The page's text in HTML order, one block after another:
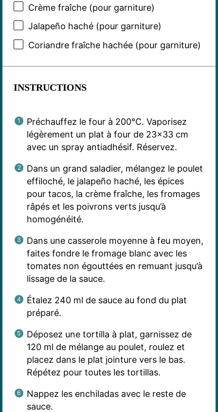
Crème fraîche (pour garniture)
Jalapeño haché (pour garniture)
Coriandre fraîche hachée (pour garniture)
INSTRUCTIONS
Préchauffez le four à 200°C. Vaporisez
légèrement un plat à four de 23×33 cm
avec un spray antiadhésif. Réservez.
Dans un grand saladier, mélangez le poulet
effiloché, le jalapeño haché, les épices
pour tacos, la crème fraîche, les fromages
râpés et les poivrons verts jusqu’à
homogénéité.
Dans une casserole moyenne à feu moyen,
faites fondre le fromage blanc avec les
tomates non égouttées en remuant jusqu’à
lissage de la sauce.
Étalez 240 ml de sauce au fond du plat
préparé.
Déposez une tortilla à plat, garnissez de
120 ml de mélange au poulet, roulez et
placez dans le plat jointure vers le bas.
Répétez pour toutes les tortillas.
Nappez les enchiladas avec le reste de
sauce.